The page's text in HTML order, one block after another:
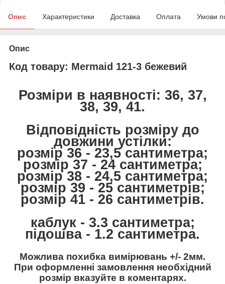
Опис Характеристики Доставка Оплата Умови
Опис
Код товару: Mermaid 121-3 бежевий
Розміри в наявності: 36, 37,
38, 39, 41.
Відповідність розміру до
довжини устілки:
розмір 36 - 23,5 сантиметра;
розмір 37 - 24 сантиметра;
розмір 38 - 24,5 сантиметра;
розмір 39 - 25 сантиметрів;
розмір 41 - 26 сантиметрів.
каблук - 3.3 сантиметра;
підошва - 1.2 сантиметра.
Можлива похибка вимірювань +/- 2мм.
При оформленні замовлення необхідний
розмір вказуйте в коментарях.